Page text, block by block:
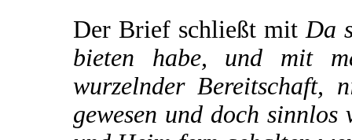
Der Brief schließt mit Da
bieten habe, und mit
wurzelnder Bereitschaft,
gewesen und doch